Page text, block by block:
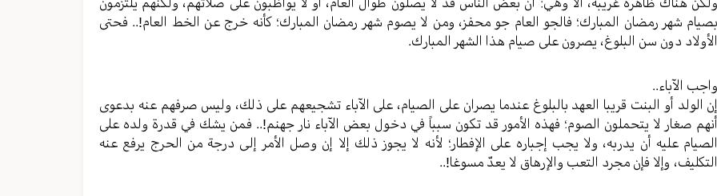
بصيام شهر رمضان المبارك؛ فالجو العام جو محفز، ومن لا يصوم شهر رمضان المبارك؛ كأنه خرج عن الخط العام!.. فحتى
الأولاد دون سن البلوغ، يصرون على صيام هذا الشهر المبارك.
واجب الآباء..
إن الولد أو البنت قريبا العهد بالبلوغ عندما يصران على الصيام، على الآباء تشجيعهم على ذلك، وليس صرفهم عنه بدعوى
أنهم صغار لا يتحملون الصوم؛ فهذه الأمور قد تكون سبباً في دخول بعض الآباء نار جهنم!.. فمن يشك في قدرة ولده على
الصيام عليه أن يدربه، ولا يجب إجباره على الإفطار؛ لأنه لا يجوز ذلك إلا إن وصل الأمر إلى درجة من الحرج يرفع عنه
التكليف، وإلا فإن مجرد التعب والإرهاق لا يعدّ مسوغا!..